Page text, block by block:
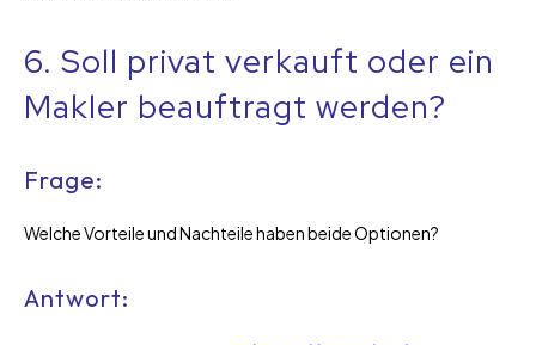
6. Soll privat verkauft oder ein
Makler beauftragt werden?
Frage:
Welche Vorteile und Nachteile haben beide Optionen?
Antwort: